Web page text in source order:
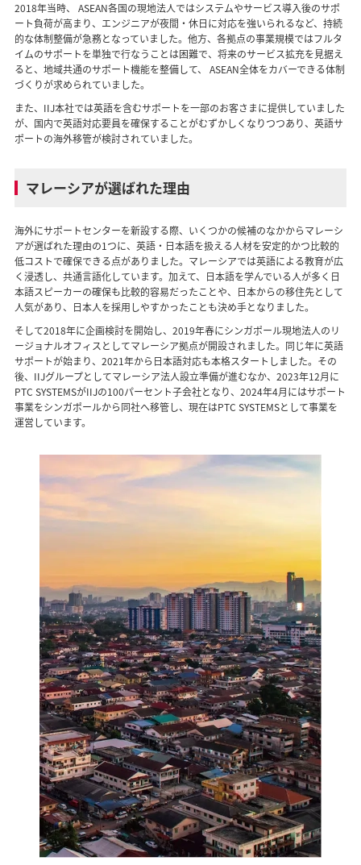
2018年当時、 ASEAN各国の現地法人ではシステムやサービス導入後のサポ
ート負荷が高まり、エンジニアが夜間・休日に対応を強いられるなど、持続
的な体制整備が急務となっていました。他方、各拠点の事業規模ではフルタ
イムのサポートを単独で行なうことは困難で、将来のサービス拡充を見据え
ると、地域共通のサポート機能を整備して、 ASEAN全体をカバーできる体制
づくりが求められていました。
また、IIJ本社では英語を含むサポートを一部のお客さまに提供していました
が、国内で英語対応要員を確保することがむずかしくなりつつあり、英語サ
ポートの海外移管が検討されていました。
マレーシアが選ばれた理由
海外にサポートセンターを新設する際、いくつかの候補のなかからマレーシ
アが選ばれた理由の1つに、英語・日本語を扱える人材を安定的かつ比較的
低コストで確保できる点がありました。マレーシアでは英語による教育が広
く浸透し、共通言語化しています。加えて、日本語を学んでいる人が多く日
本語スピーカーの確保も比較的容易だったことや、日本からの移住先として
人気があり、日本人を採用しやすかったことも決め手となりました。
そして2018年に企画検討を開始し、2019年春にシンガポール現地法人のリ
ージョナルオフィスとしてマレーシア拠点が開設されました。同じ年に英語
サポートが始まり、2021年から日本語対応も本格スタートしました。その
後、IIJグループとしてマレーシア法人設立準備が進むなか、2023年12月に
PTC SYSTEMSがIIJの100パーセント子会社となり、2024年4月にはサポート
事業をシンガポールから同社へ移管し、現在はPTC SYSTEMSとして事業を
運営しています。